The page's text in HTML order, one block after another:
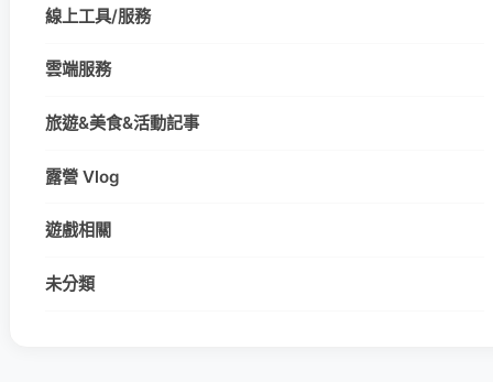
線上工具/服務
雲端服務
旅遊&美食&活動記事
露營 Vlog
遊戲相關
未分類